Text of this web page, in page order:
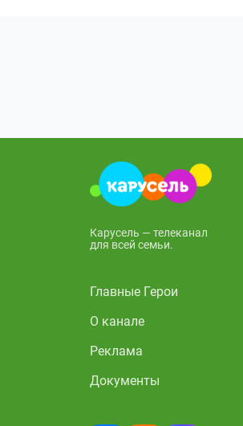
Карусель — телеканал
для всей семьи.
Главные Герои
О канале
Реклама
Документы